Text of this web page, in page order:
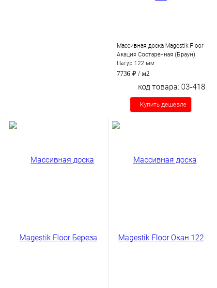
Массивная доска Magestik Floor
Акация Состаренная (Браун)
Натур 122 мм
7736 ₽ / м2
код товара: 03-418
Купить дешевле